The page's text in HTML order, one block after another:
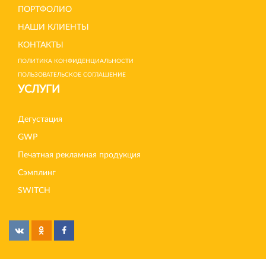
ПОРТФОЛИО
НАШИ КЛИЕНТЫ
КОНТАКТЫ
ПОЛИТИКА КОНФИДЕНЦИАЛЬНОСТИ
ПОЛЬЗОВАТЕЛЬСКОЕ СОГЛАШЕНИЕ
УСЛУГИ
Дегустация
GWP
Печатная рекламная продукция
Сэмплинг
SWITCH